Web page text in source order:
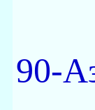
90-